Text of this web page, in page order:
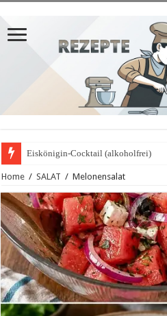
Eiskönigin-Cocktail (alkoholfrei)
Home / SALAT / Melonensalat